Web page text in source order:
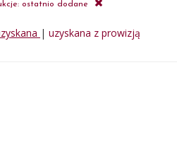
ostatnio dodane
| uzyskana z prowizją